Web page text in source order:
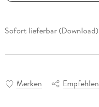
Sofort lieferbar (Download)
Merken Empfehlen